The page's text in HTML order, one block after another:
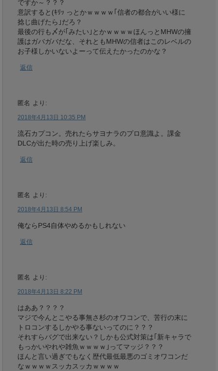
ですか～？？？
意訳すると(ｷﾘｯ っとかｗｗｗｗ｢信者の都合がいい様に
捻じ曲げたら｣だろ？
最後の行も〆が｢みたい｣とかｗｗｗｗほんっとMHWの擁
護はガバガバだな、それともMHWの信者はこのレベルの
お子様しかいないよーって伝えたかったのかな？
返信
匿名 より:
2018年4月13日 10:35 PM
流石カプコン。売れたらサヨナラのプロ意識よ。課金
DLCが出た時の売り上げ楽しみ。
返信
匿名 より:
2018年4月13日 8:54 PM
俺ならPS4自体やめるかもしれない
返信
匿名 より:
2018年4月13日 8:22 PM
はああ？？？？
マジで今んとこやる事無さ杉のオワコンで、苦行の末に
トロコンするしかやる事ないってのに？？？
それすらバグで出来ない？しかも公式対策は｢新キャラで
もっかいやれや雑魚ｗｗｗｗ｣ってマッジ？？？
ほんと言い過ぎでもなく歴代最低最悪のゴミオワコンだ
なｗｗｗｗスッカスッカｗｗｗｗ